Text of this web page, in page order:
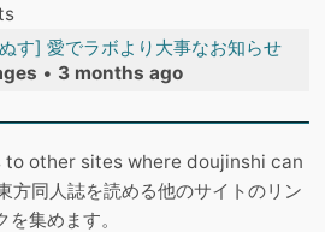
す] 愛でラボより大事なお知らせ
• 3 months ago
other sites where doujinshi can
方同人誌を読める他のサイトのリン
を集めます。